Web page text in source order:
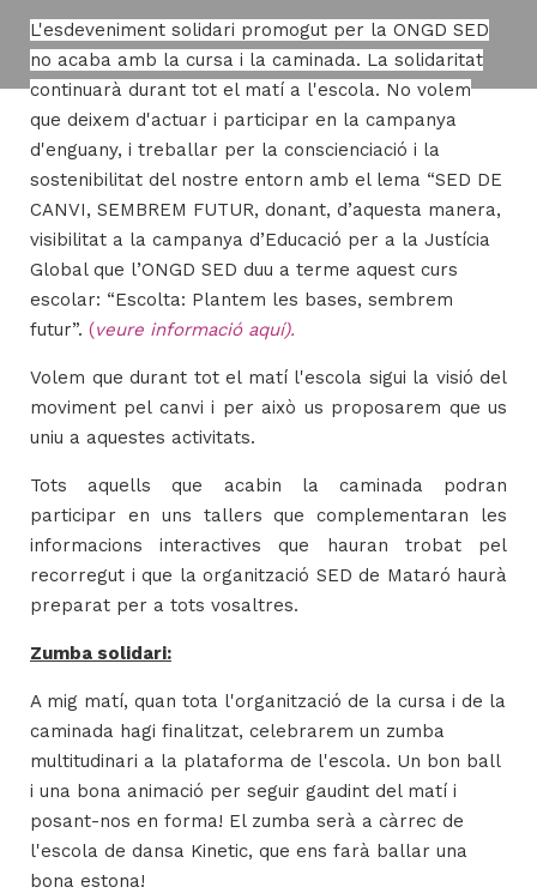
L'esdeveniment solidari promogut per la ONGD SED
no acaba amb la cursa i la caminada. La solidaritat
continuarà durant tot el matí a l'escola. No volem
que deixem d'actuar i participar en la campanya
d'enguany, i treballar per la conscienciació i la
sostenibilitat del nostre entorn amb el lema “SED DE
CANVI, SEMBREM FUTUR, donant, d’aquesta manera,
visibilitat a la campanya d’Educació per a la Justícia
Global que l’ONGD SED duu a terme aquest curs
escolar: “Escolta: Plantem les bases, sembrem
futur”. (veure informació aquí).
Volem que durant tot el matí l'escola sigui la visió del
moviment pel canvi i per això us proposarem que us
uniu a aquestes activitats.
Tots aquells que acabin la caminada podran
participar en uns tallers que complementaran les
informacions interactives que hauran trobat pel
recorregut i que la organització SED de Mataró haurà
preparat per a tots vosaltres.
Zumba solidari:
A mig matí, quan tota l'organització de la cursa i de la
caminada hagi finalitzat, celebrarem un zumba
multitudinari a la plataforma de l'escola. Un bon ball
i una bona animació per seguir gaudint del matí i
posant-nos en forma! El zumba serà a càrrec de
l'escola de dansa Kinetic, que ens farà ballar una
bona estona!